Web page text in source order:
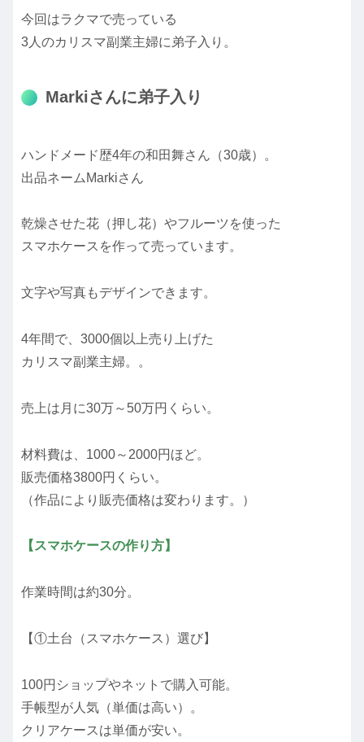
今回はラクマで売っている
3人のカリスマ副業主婦に弟子入り。
Markiさんに弟子入り
ハンドメード歴4年の和田舞さん（30歳）。
出品ネームMarkiさん
乾燥させた花（押し花）やフルーツを使った
スマホケースを作って売っています。
文字や写真もデザインできます。
4年間で、3000個以上売り上げた
カリスマ副業主婦。。
売上は月に30万～50万円くらい。
材料費は、1000～2000円ほど。
販売価格3800円くらい。
（作品により販売価格は変わります。）
【スマホケースの作り方】
作業時間は約30分。
【①土台（スマホケース）選び】
100円ショップやネットで購入可能。
手帳型が人気（単価は高い）。
クリアケースは単価が安い。